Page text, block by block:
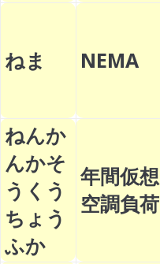
ねま NEMA
ねんか
んかそ
うくう
ちょう
ふか
年間仮想
空調負荷